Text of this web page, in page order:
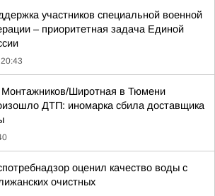
участников специальной военной
– приоритетная задача Единой
20:43
Широтная в Тюмени
ДТП: иномарка сбила доставщика
оценил качество воды с
очистных